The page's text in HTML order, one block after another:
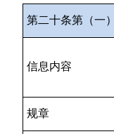
第二十条第（一
信息内容
规章